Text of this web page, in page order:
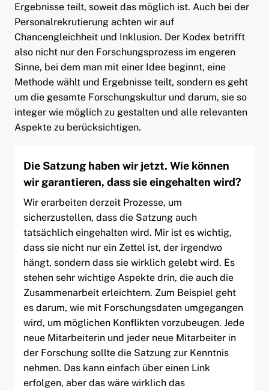
Ergebnisse teilt, soweit das möglich ist. Auch bei der
Personalrekrutierung achten wir auf
Chancengleichheit und Inklusion. Der Kodex betrifft
also nicht nur den Forschungsprozess im engeren
Sinne, bei dem man mit einer Idee beginnt, eine
Methode wählt und Ergebnisse teilt, sondern es geht
um die gesamte Forschungskultur und darum, sie so
integer wie möglich zu gestalten und alle relevanten
Aspekte zu berücksichtigen.
Die Satzung haben wir jetzt. Wie können
wir garantieren, dass sie eingehalten wird?
Wir erarbeiten derzeit Prozesse, um
sicherzustellen, dass die Satzung auch
tatsächlich eingehalten wird. Mir ist es wichtig,
dass sie nicht nur ein Zettel ist, der irgendwo
hängt, sondern dass sie wirklich gelebt wird. Es
stehen sehr wichtige Aspekte drin, die auch die
Zusammenarbeit erleichtern. Zum Beispiel geht
es darum, wie mit Forschungsdaten umgegangen
wird, um möglichen Konflikten vorzubeugen. Jede
neue Mitarbeiterin und jeder neue Mitarbeiter in
der Forschung sollte die Satzung zur Kenntnis
nehmen. Das kann einfach über einen Link
erfolgen, aber das wäre wirklich das